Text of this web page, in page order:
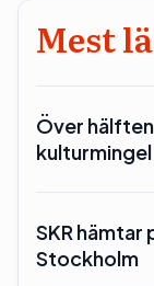
Mest
Över
kulturmingel
SKR hämtar
Stockholm